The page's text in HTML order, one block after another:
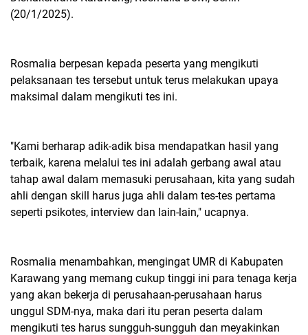
(20/1/2025).
Rosmalia berpesan kepada peserta yang mengikuti
pelaksanaan tes tersebut untuk terus melakukan upaya
maksimal dalam mengikuti tes ini.
"Kami berharap adik-adik bisa mendapatkan hasil yang
terbaik, karena melalui tes ini adalah gerbang awal atau
tahap awal dalam memasuki perusahaan, kita yang sudah
ahli dengan skill harus juga ahli dalam tes-tes pertama
seperti psikotes, interview dan lain-lain," ucapnya.
Rosmalia menambahkan, mengingat UMR di Kabupaten
Karawang yang memang cukup tinggi ini para tenaga kerja
yang akan bekerja di perusahaan-perusahaan harus
unggul SDM-nya, maka dari itu peran peserta dalam
mengikuti tes harus sungguh-sungguh dan meyakinkan